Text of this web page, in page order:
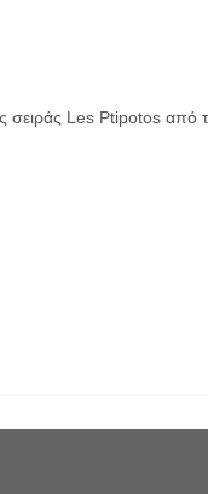
σειράς Les Ptipotos από